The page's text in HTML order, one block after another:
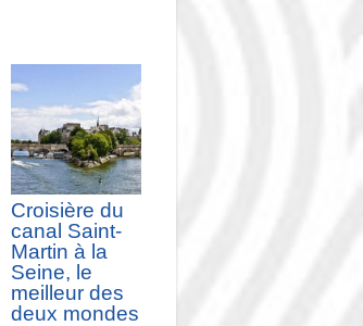
Croisière du
canal Saint-
Martin à la
Seine, le
meilleur des
deux mondes